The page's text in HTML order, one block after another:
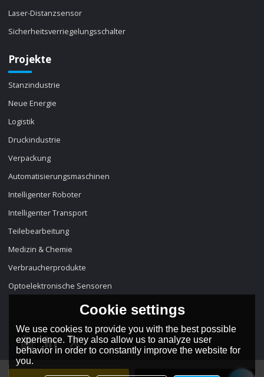
Laser-Distanzsensor
Sicherheitsverriegelungsschalter
Projekte
Stanzindustrie
Neue Energie
Logistik
Druckindustrie
Verpackung
Automatisierungsmaschinen
Intelligenter Roboter
Intelligenter Transport
Teilebearbeitung
Medizin & Chemie
Verbraucherprodukte
Optoelektronische Sensoren
Cookie settings
We use cookies to provide you with the best possible
experience. They also allow us to analyze user
behavior in order to constantly improve the website for
you.